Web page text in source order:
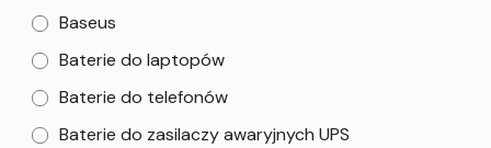
Baseus
Baterie do laptopów
Baterie do telefonów
Baterie do zasilaczy awaryjnych UPS